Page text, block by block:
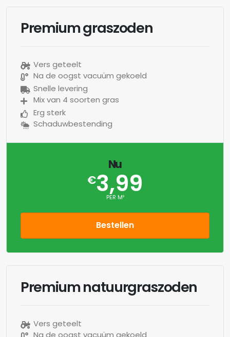
Premium graszoden
Vers geteelt
Na de oogst vacuüm gekoeld
Snelle levering
Mix van 4 soorten gras
Erg sterk
Schaduwbestending
Nu
€3,99
PER M²
Bestellen
Premium natuurgraszoden
Vers geteelt
Na de oogst vacuüm gekoeld